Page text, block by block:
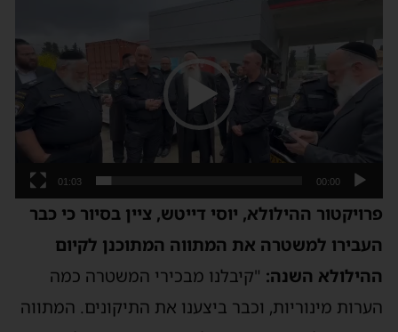
וידאו
00:00
01:03
פרויקטור ההילולא, יוסי דייטש, ציין בסיור כי כבר
העבירו למשטרה את המתווה המתוכנן לקיום
ההילולא השנה: "קיבלנו מבכירי המשטרה כמה
הערות מינוריות, וכבר ביצענו את התיקונים. המתווה